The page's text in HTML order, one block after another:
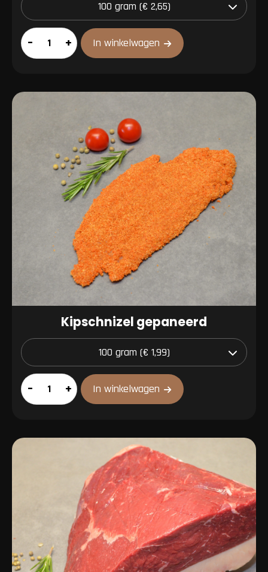
Spareribs
gebraden
– + In winkelwagen
Kipschnizel gepaneerd
Kipschnizel
gepaneerd
– + In winkelwagen